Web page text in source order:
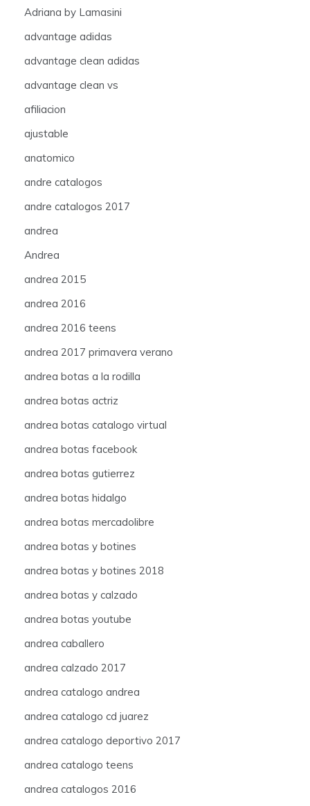
Adriana by Lamasini
advantage adidas
advantage clean adidas
advantage clean vs
afiliacion
ajustable
anatomico
andre catalogos
andre catalogos 2017
andrea
Andrea
andrea 2015
andrea 2016
andrea 2016 teens
andrea 2017 primavera verano
andrea botas a la rodilla
andrea botas actriz
andrea botas catalogo virtual
andrea botas facebook
andrea botas gutierrez
andrea botas hidalgo
andrea botas mercadolibre
andrea botas y botines
andrea botas y botines 2018
andrea botas y calzado
andrea botas youtube
andrea caballero
andrea calzado 2017
andrea catalogo andrea
andrea catalogo cd juarez
andrea catalogo deportivo 2017
andrea catalogo teens
andrea catalogos 2016